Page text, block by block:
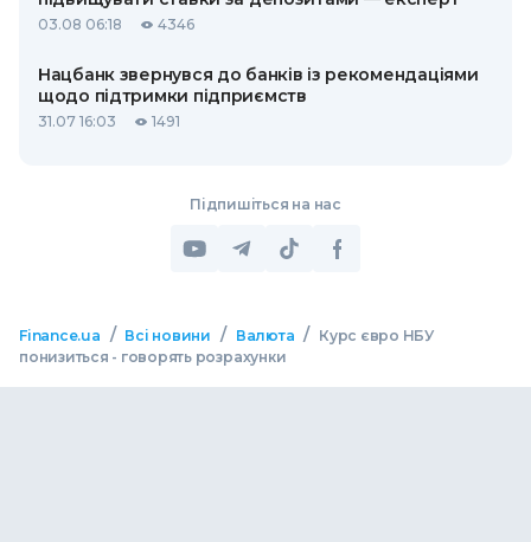
03.08 06:18 4346
Нацбанк звернувся до банків із рекомендаціями
щодо підтримки підприємств
31.07 16:03 1491
Підпишіться на нас
Finance.ua / Всі новини / Валюта / Курс євро НБУ
понизиться - говорять розрахунки